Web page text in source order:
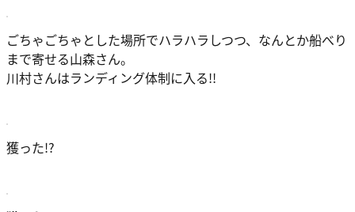
ごちゃごちゃとした場所でハラハラしつつ、なんとか船べり
まで寄せる山森さん。
川村さんはランディング体制に入る!!
獲った!?